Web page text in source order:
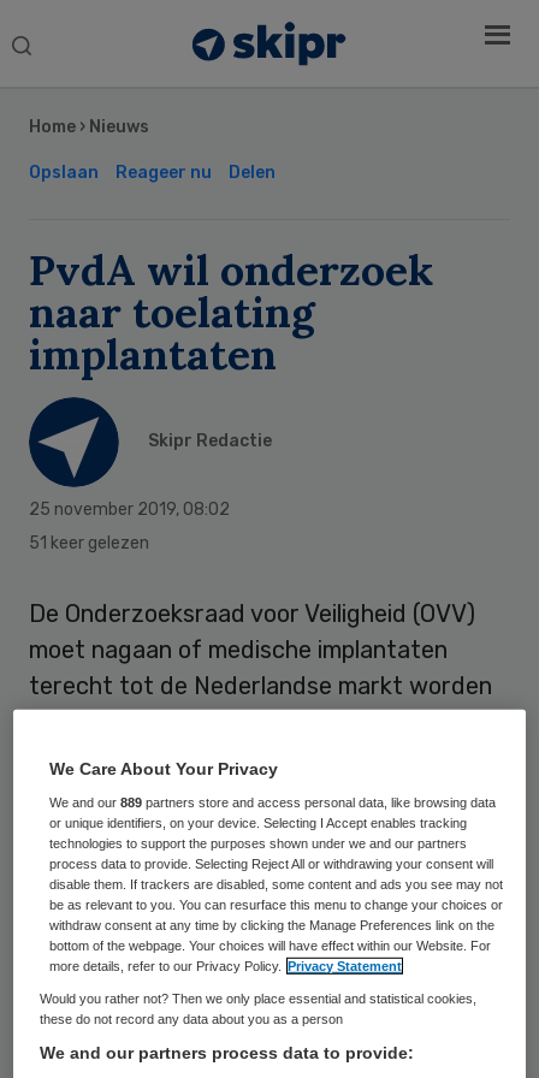
Search
Home › Nieuws
Opslaan Reageer nu Delen
PvdA wil onderzoek
naar toelating
implantaten
Skipr Redactie
25 november 2019, 08:02
51 keer gelezen
De Onderzoeksraad voor Veiligheid (OVV)
moet nagaan of medische implantaten
terecht tot de Nederlandse markt worden
voorzitter Jeroen Dijsselbloem van deze
raad. De partij wil ook dat de OVV
onderzoekt of incidenten met de
implantaten, zoals borstprotheses,
kunstheupen en pacemakers, goed worden
geregistreerd.
PvdA-Kamerlid Lilianne Ploumen heeft een
bericht in het dagblad Trouw hierover
bevestigd. Zij maakt zich al geruime tijd
Sidebar
We Care About Your Privacy
We and our889 partners store and access personal data, like browsing data
or unique identifiers, on your device. Selecting I Accept enables tracking
technologies to support the purposes shown under we and our partners
process data to provide. Selecting Reject All or withdrawing your consent will
disable them. If trackers are disabled, some content and ads you see may not
be as relevant to you. You can resurface this menu to change your choices or
withdraw consent at any time by clicking the Manage Preferences link on the
bottom of the webpage. Your choices will have effect within our Website. For
more details, refer to our Privacy Policy.
Privacy Statement
Would you rather not? Then we only place essential and statistical cookies,
these do not record any data about you as a person
We and our partners process data to provide: